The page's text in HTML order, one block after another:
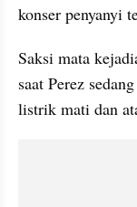
konser penyanyi
Saksi mata
saat Perez
listrik mati dan